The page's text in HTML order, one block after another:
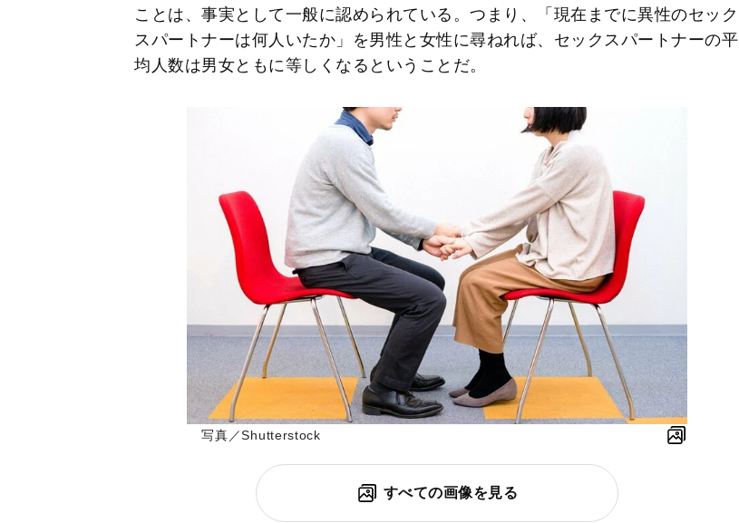
ことは、事実として一般に認められている。つまり、「現在までに異性のセック
スパートナーは何人いたか」を男性と女性に尋ねれば、セックスパートナーの平
均人数は男女ともに等しくなるということだ。
写真／Shutterstock
すべての画像を見る